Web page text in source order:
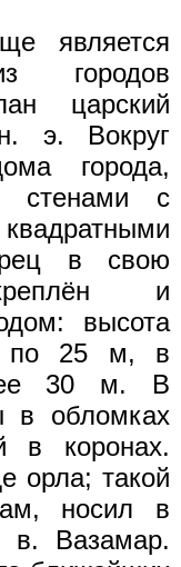
является
городов
царский
э. Вокруг
города,
стенами с
в свою
и
высота
по 25 м, в
30 м. В
в обломках
в коронах.
орла; такой
носил в
Вазамар.